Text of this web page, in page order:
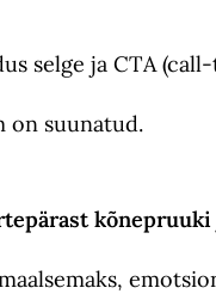
selge ja CTA
on suunatud.
kõnepruuki